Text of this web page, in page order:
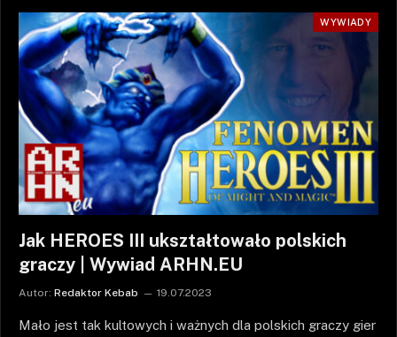
WYWIADY
Jak HEROES III ukształtowało polskich
graczy | Wywiad ARHN.EU
Autor: Redaktor Kebab 19.07.2023
Mało jest tak kultowych i ważnych dla polskich graczy gier